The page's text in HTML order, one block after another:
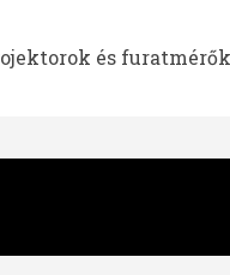
és